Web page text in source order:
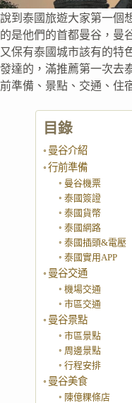
說到泰國旅遊大家第一個
的是他們的首都曼谷，曼
又保有泰國城市該有的特
發達的，滿推薦第一次去
前準備、景點、交通、住
目錄
曼谷介紹
行前準備
曼谷機票
泰國簽證
泰國貨幣
泰國網路
泰國插頭&電壓
泰國實用APP
曼谷交通
機場交通
市區交通
曼谷景點
市區景點
周邊景點
行程安排
曼谷美食
陳億粿條店